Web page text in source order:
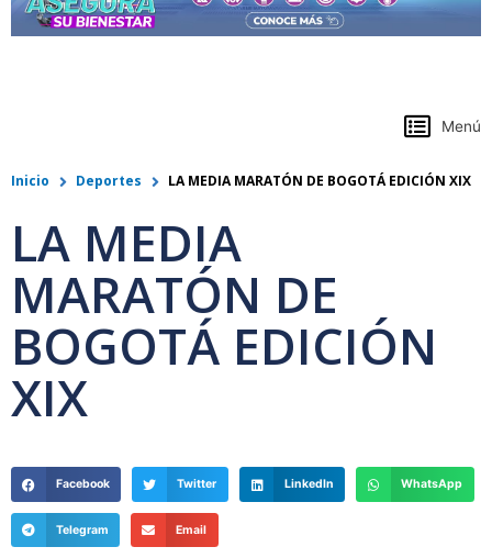
Menú
Inicio Deportes LA MEDIA MARATÓN DE BOGOTÁ EDICIÓN XIX
LA MEDIA
MARATÓN DE
BOGOTÁ EDICIÓN
XIX
Facebook Twitter LinkedIn WhatsApp
Telegram Email